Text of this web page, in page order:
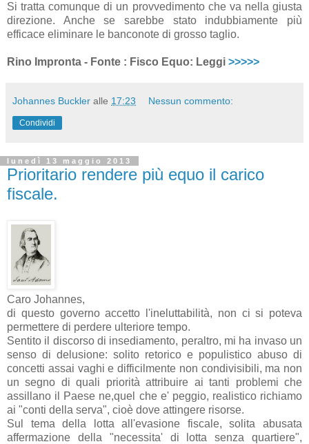
Si tratta comunque di un provvedimento che va nella giusta
direzione. Anche se sarebbe stato indubbiamente più
efficace eliminare le banconote di grosso taglio.
Rino Impronta - Fonte : Fisco Equo: Leggi >>>>>
Johannes Buckler alle 17:23 Nessun commento:
Condividi
lunedì 13 maggio 2013
Prioritario rendere più equo il carico
fiscale.
Caro Johannes,
di questo governo accetto l'ineluttabilità, non ci si poteva
permettere di perdere ulteriore tempo.
Sentito il discorso di insediamento, peraltro, mi ha invaso un
senso di delusione: solito retorico e populistico abuso di
concetti assai vaghi e difficilmente non condivisibili, ma non
un segno di quali priorità attribuire ai tanti problemi che
assillano il Paese ne,quel che e' peggio, realistico richiamo
ai "conti della serva", cioè dove attingere risorse.
Sul tema della lotta all'evasione fiscale, solita abusata
affermazione della "necessita' di lotta senza quartiere",